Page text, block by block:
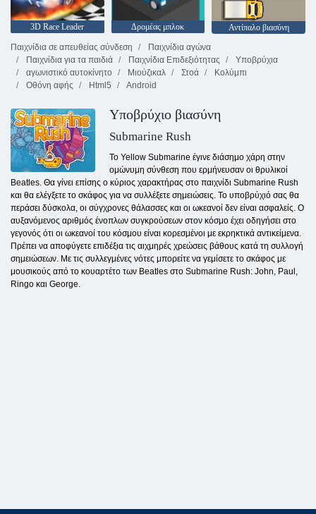
3D Race Leader Δρομέας μπλοκ
Αντίπαλο βιασύνη
Παιχνίδια σε απευθείας σύνδεση
Παιχνίδια αγώνα
Παιχνίδια για τα παιδιά
Παιχνίδια Επιδεξιότητας
Υποβρύχια
αγωνιστικό αυτοκίνητο
Μιούζικαλ Στοά
Κολύμπι
Οθόνη αφής
Html5 Android
Υποβρύχιο βιασύνη
Submarine Rush
Το Yellow Submarine έγινε διάσημο χάρη στην
ομώνυμη σύνθεση που ερμήνευσαν οι θρυλικοί
Beatles. Θα γίνει επίσης ο κύριος χαρακτήρας στο παιχνίδι Submarine Rush
και θα ελέγξετε το σκάφος για να συλλέξετε σημειώσεις. Το υποβρύχιό σας θα
περάσει δύσκολα, οι σύγχρονες θάλασσες και οι ωκεανοί δεν είναι ασφαλείς. Ο
αυξανόμενος αριθμός ένοπλων συγκρούσεων στον κόσμο έχει οδηγήσει στο
γεγονός ότι οι ωκεανοί του κόσμου είναι κορεσμένοι με εκρηκτικά αντικείμενα.
Πρέπει να αποφύγετε επιδέξια τις αιχμηρές χρεώσεις βάθους κατά τη συλλογή
σημειώσεων. Με τις συλλεγμένες νότες μπορείτε να γεμίσετε το σκάφος με
μουσικούς από το κουαρτέτο των Beatles στο Submarine Rush: John, Paul,
Ringo και George.